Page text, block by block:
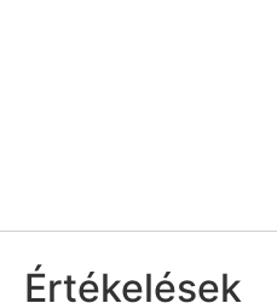
Értékelések